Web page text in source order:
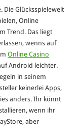
Die Glücksspielewelt
Online
Trend. Das liegt
wenns auf
Online Casino
Android leichter.
in seinem
keinerlei Apps,
anders. Ihr könnt
wenn ihr
aber